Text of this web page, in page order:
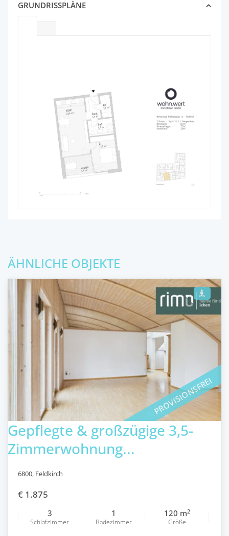
GRUNDRISSPLÄNE
ÄHNLICHE OBJEKTE
PROVISIONSFREI
Gepflegte & großzügige 3,5-
Zimmerwohnung...
6800, Feldkirch
€ 1.875
3
Schlafzimmer
1
Badezimmer
120 m2
Größe